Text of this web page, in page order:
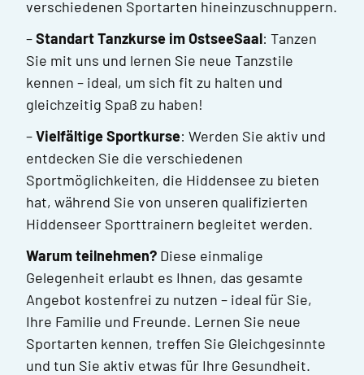
verschiedenen Sportarten hineinzuschnuppern.
–Standart Tanzkurse im OstseeSaal: Tanzen
Sie mit uns und lernen Sie neue Tanzstile
kennen – ideal, um sich fit zu halten und
gleichzeitig Spaß zu haben!
–Vielfältige Sportkurse: Werden Sie aktiv und
entdecken Sie die verschiedenen
Sportmöglichkeiten, die Hiddensee zu bieten
hat, während Sie von unseren qualifizierten
Hiddenseer Sporttrainern begleitet werden.
Warum teilnehmen? Diese einmalige
Gelegenheit erlaubt es Ihnen, das gesamte
Angebot kostenfrei zu nutzen – ideal für Sie,
Ihre Familie und Freunde. Lernen Sie neue
Sportarten kennen, treffen Sie Gleichgesinnte
und tun Sie aktiv etwas für Ihre Gesundheit.